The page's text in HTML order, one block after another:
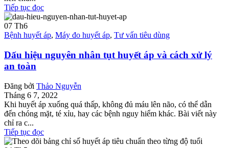
Tiếp tục đọc
07 Th6
Bệnh huyết áp, Máy đo huyết áp, Tư vấn tiêu dùng
Dấu hiệu nguyên nhân tụt huyết áp và cách xử lý
an toàn
Đăng bởi Thảo Nguyễn
Tháng 6 7, 2022
Khi huyết áp xuống quá thấp, không đủ máu lên não, có thể dẫn
đến chóng mặt, té xỉu, hay các bệnh nguy hiểm khác. Bài viết này
chỉ ra c...
Tiếp tục đọc